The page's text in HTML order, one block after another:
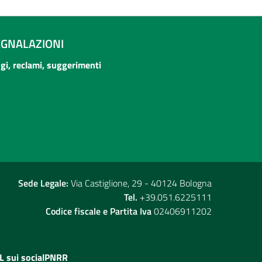
reclami, suggerimenti
Sede Legale: Via Castiglione, 29 - 40124 Bologna
Tel. +39.051.6225111
Codice fiscale e Partita Iva02406911202
sui socialPNRR